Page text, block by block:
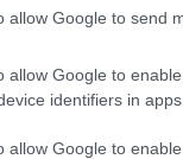
allow Google to send
allow Google to
identifiers in apps.
allow Google to